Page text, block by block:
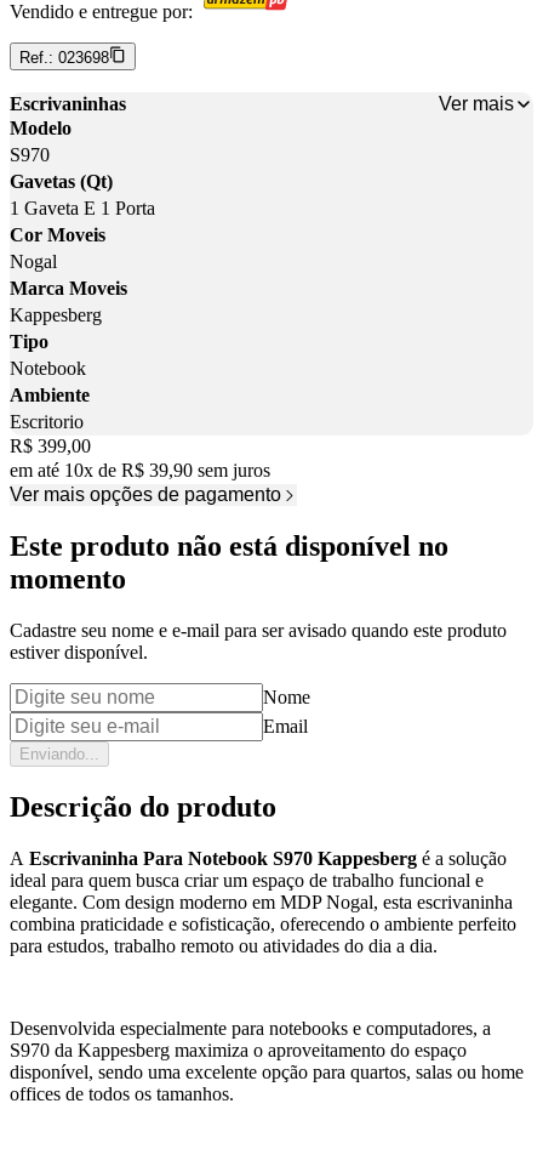
Vendido e entregue por:
Ref.: 023698
Escrivaninhas
Ver mais
Modelo
S970
Gavetas (Qt)
1 Gaveta E 1 Porta
Cor Moveis
Nogal
Marca Moveis
Kappesberg
Tipo
Notebook
Ambiente
Escritorio
Price:
R$ 399,00
em até 10x de R$ 39,90 sem juros
Ver mais opções de pagamento
Este produto não está disponível no
momento
Cadastre seu nome e e-mail para ser avisado quando este produto
estiver disponível.
Nome
Email
Enviando...
Descrição do produto
A Escrivaninha Para Notebook S970 Kappesberg é a solução
ideal para quem busca criar um espaço de trabalho funcional e
elegante. Com design moderno em MDP Nogal, esta escrivaninha
combina praticidade e sofisticação, oferecendo o ambiente perfeito
para estudos, trabalho remoto ou atividades do dia a dia.
Desenvolvida especialmente para notebooks e computadores, a
S970 da Kappesberg maximiza o aproveitamento do espaço
disponível, sendo uma excelente opção para quartos, salas ou home
offices de todos os tamanhos.